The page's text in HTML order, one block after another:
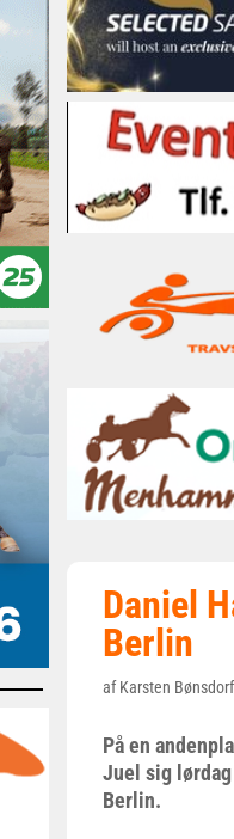
Daniel
Berlin
afKarsten Bønsdorf
På en
Juel sig
Berlin.